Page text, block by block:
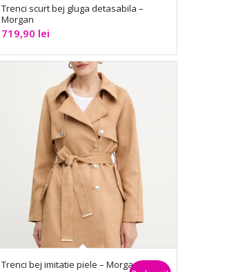
Trenci scurt bej gluga detasabila –
Morgan
719,90 lei
Trenci bej imitatie piele – Morgan